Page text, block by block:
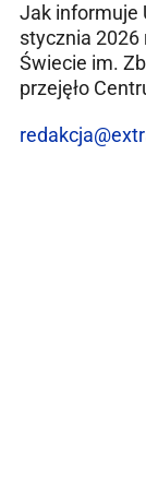
Jak informuje
stycznia 2026
Świecie im.
przejęło